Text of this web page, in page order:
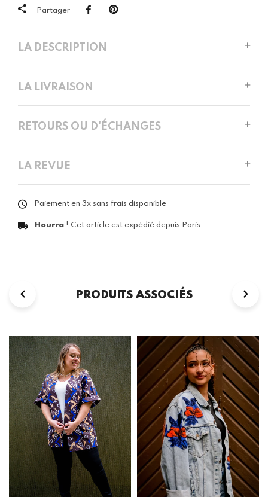
Partager
LA DESCRIPTION
LA LIVRAISON
RETOURS OU D'ÉCHANGES
LA REVUE
Paiement en 3x sans frais disponible
Hourra ! Cet article est expédié depuis Paris
PRODUITS ASSOCIÉS